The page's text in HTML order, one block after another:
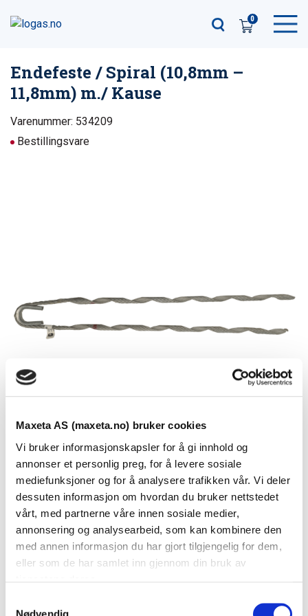
Maxeta AS (maxeta.no) bruker cookies
Vi bruker informasjonskapsler for å gi innhold og
annonser et personlig preg, for å levere sosiale
mediefunksjoner og for å analysere trafikken vår. Vi deler
dessuten informasjon om hvordan du bruker nettstedet
vårt, med partnerne våre innen sosiale medier,
annonsering og analysearbeid, som kan kombinere den
med annen informasjon du har gjort tilgjengelig for dem,
eller som de har samlet inn gjennom din bruk av
0
Se dokumenter
Dokumenter
Endefeste / Spiral (10,8mm –
11,8mm) m./ Kause
Varenummer: 534209
Bestillingsvare